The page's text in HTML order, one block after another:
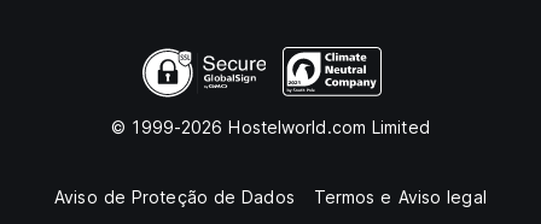
© 1999-2026 Hostelworld.com Limited
Aviso de Proteção de Dados Termos e Aviso legal